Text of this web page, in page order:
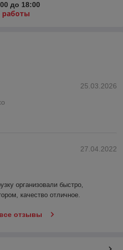
до 18:00
работы
25.03.2026
27.04.2022
организовали быстро,
качество отличное.
отзывы